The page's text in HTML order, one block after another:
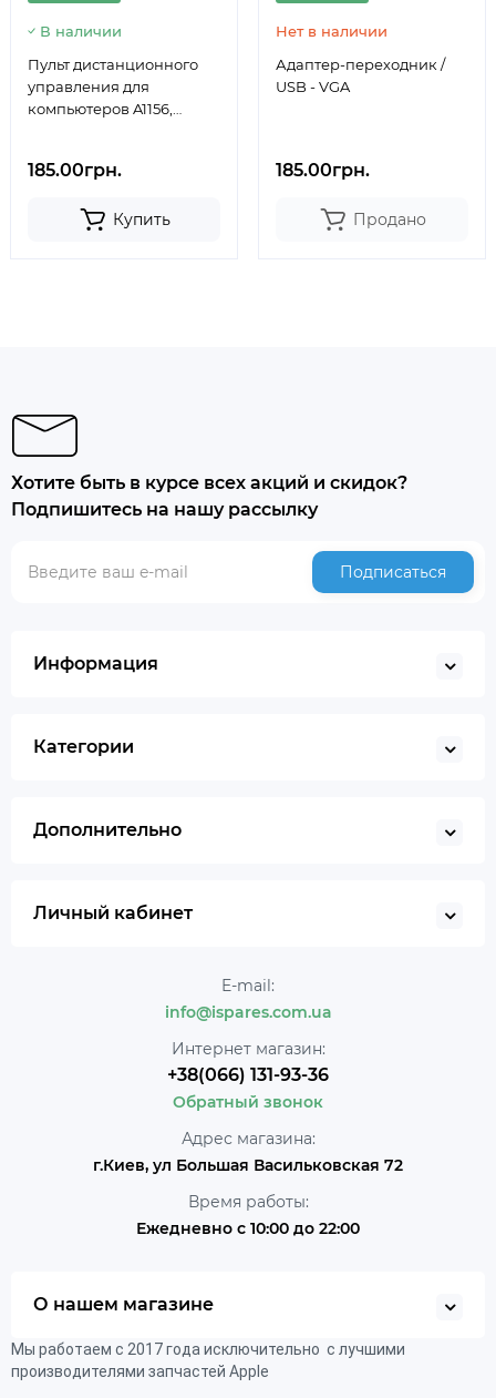
В наличии
Пульт дистанционного
управления для
компьютеров A1156,
185.00грн.
Купить
Нет в наличии
Адаптер-переходник /
USB - VGA
185.00грн.
Продано
Хотите быть в курсе всех акций и скидок?
Подпишитесь на нашу рассылку
Подписаться
Информация
Категории
Дополнительно
Личный кабинет
E-mail:
info@ispares.com.ua
Интернет магазин:
+38(066) 131-93-36
Обратный звонок
Адрес магазина:
г.Киев, ул Большая Васильковская 72
Время работы:
Ежедневно с 10:00 до 22:00
О нашем магазине
Мы работаем с 2017 года исключительно с лучшими
производителями запчастей Apple